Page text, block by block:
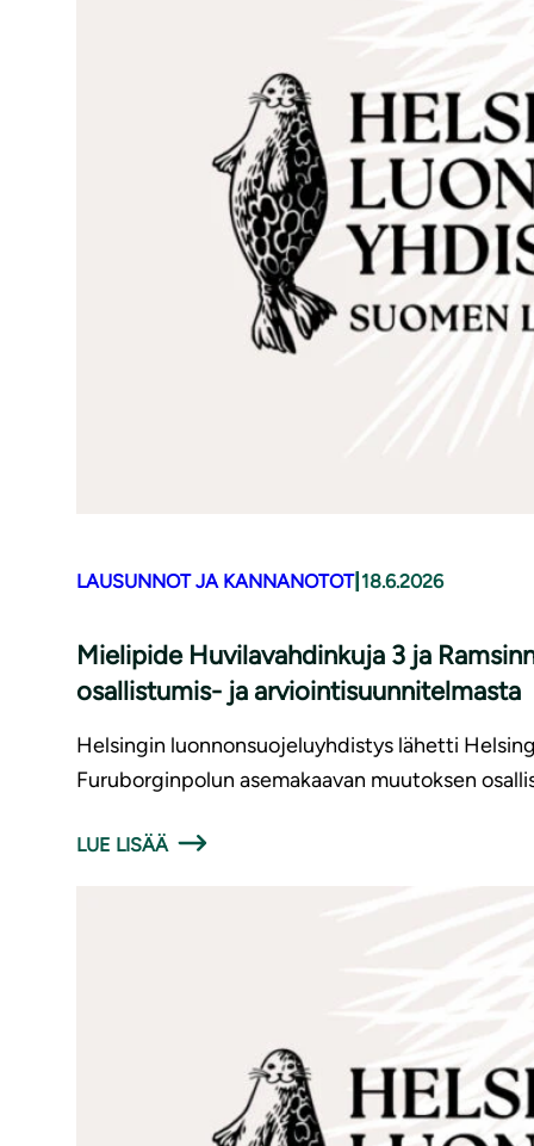
LAUSUNNOT JA KANNANOTOT| 18.6.2026
Mielipide Huvilavahdinkuja 3 ja
osallistumis- ja arviointisuunnitelmasta
Helsingin luonnonsuojeluyhdistys lähetti
Furuborginpolun asemakaavan muutoksen
LUE LISÄÄ